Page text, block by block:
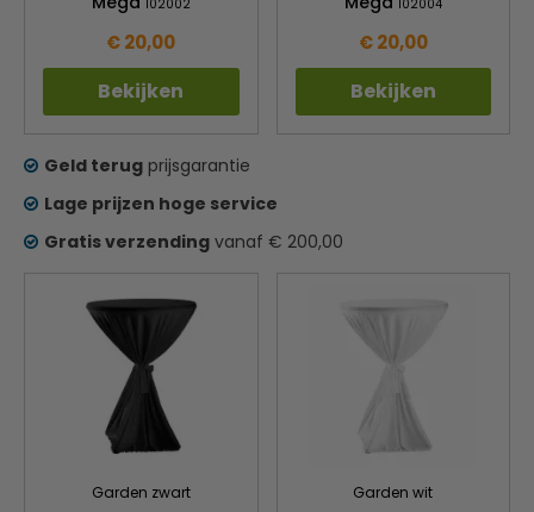
102002
€ 20,00
Bekijken
102004
€ 20,00
Bekijken
Garden zwart Garden wit
Geld terug prijsgarantie
Lage prijzen hoge service
Gratis verzending vanaf € 200,00